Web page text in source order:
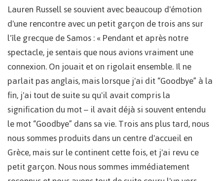
Lauren Russell se souvient avec beaucoup d'émotion
d'une rencontre avec un petit garçon de trois ans sur
l'île grecque de Samos : « Pendant et après notre
spectacle, je sentais que nous avions vraiment une
connexion. On jouait et on rigolait ensemble. Il ne
parlait pas anglais, mais lorsque j'ai dit “Goodbye” à la
fin, j'ai tout de suite su qu'il avait compris la
signification du mot – il avait déjà si souvent entendu
le mot “Goodbye” dans sa vie. Trois ans plus tard, nous
nous sommes produits dans un centre d'accueil en
Grèce, mais sur le continent cette fois, et j'ai revu ce
petit garçon. Nous nous sommes immédiatement